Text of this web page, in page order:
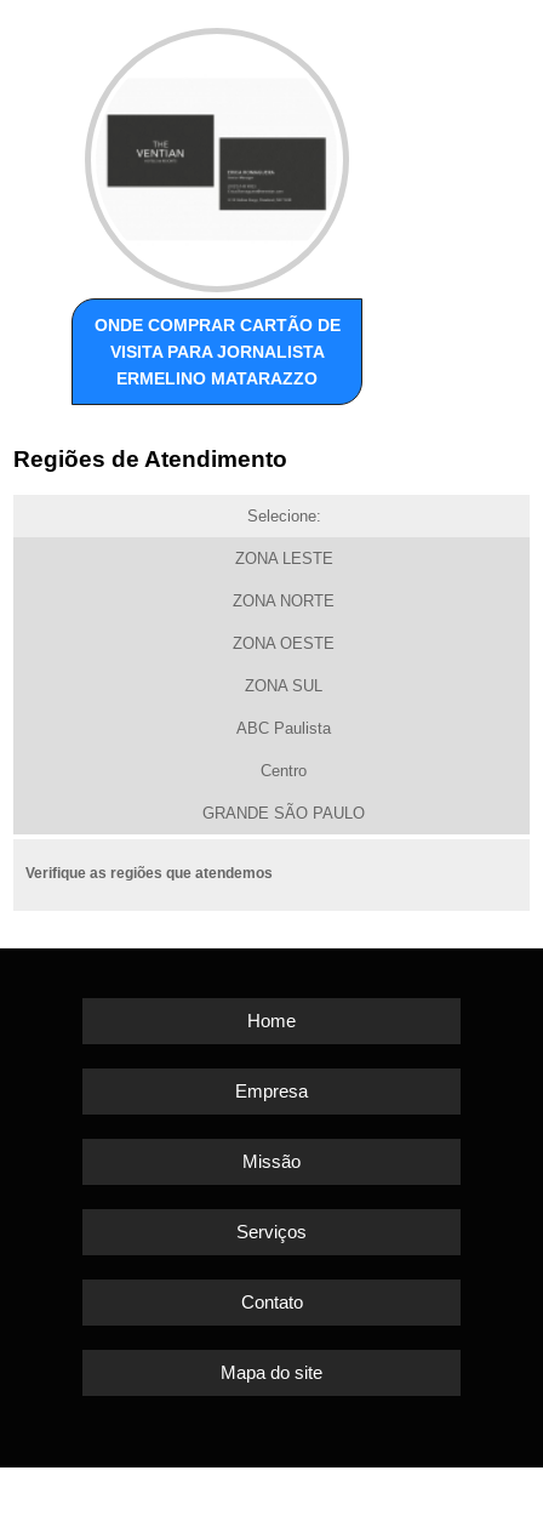
ONDE COMPRAR CARTÃO DE
VISITA PARA JORNALISTA
ERMELINO MATARAZZO
Regiões de Atendimento
Selecione:
ZONA LESTE
ZONA NORTE
ZONA OESTE
ZONA SUL
ABC Paulista
Centro
GRANDE SÃO PAULO
Verifique as regiões que atendemos
Home
Empresa
Missão
Serviços
Contato
Mapa do site